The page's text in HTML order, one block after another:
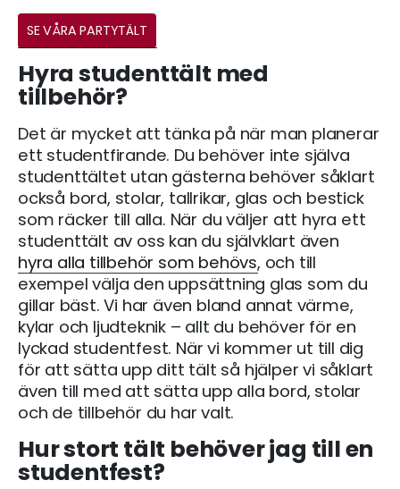
SE VÅRA PARTYTÄLT
Hyra studenttält med
tillbehör?
Det är mycket att tänka på när man planerar
ett studentfirande. Du behöver inte själva
studenttältet utan gästerna behöver såklart
också bord, stolar, tallrikar, glas och bestick
som räcker till alla. När du väljer att hyra ett
studenttält av oss kan du självklart även
hyra alla tillbehör som behövs, och till
exempel välja den uppsättning glas som du
gillar bäst. Vi har även bland annat värme,
kylar och ljudteknik – allt du behöver för en
lyckad studentfest. När vi kommer ut till dig
för att sätta upp ditt tält så hjälper vi såklart
även till med att sätta upp alla bord, stolar
och de tillbehör du har valt.
Hur stort tält behöver jag till en
studentfest?